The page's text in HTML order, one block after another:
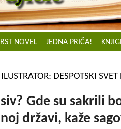
NOVEL JEDNA PRIČA!
DESPOTSKI SVET
Gde su sakrili
državi, kaže